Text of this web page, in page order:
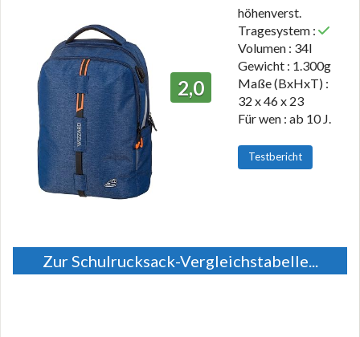
2,0
höhenverst.
Tragesystem :
Volumen : 34l
Gewicht : 1.300g
Maße (BxHxT) :
32 x 46 x 23
Für wen : ab 10 J.
Testbericht
Zur Schulrucksack-Vergleichstabelle...